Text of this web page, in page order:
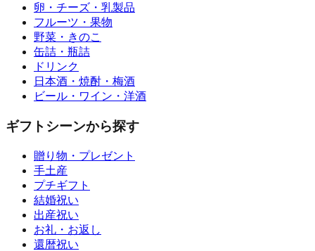
卵・チーズ・乳製品
フルーツ・果物
野菜・きのこ
缶詰・瓶詰
ドリンク
日本酒・焼酎・梅酒
ビール・ワイン・洋酒
ギフトシーンから探す
贈り物・プレゼント
手土産
プチギフト
結婚祝い
出産祝い
お礼・お返し
還暦祝い